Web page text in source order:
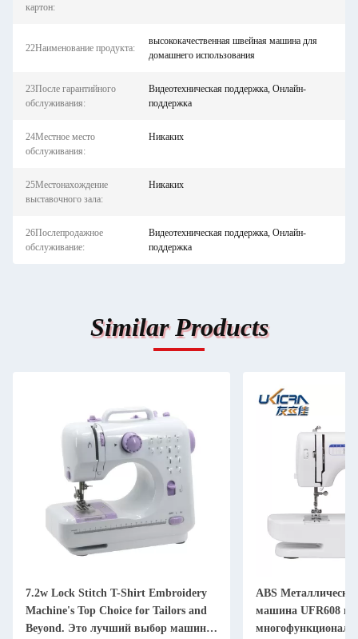
картон:
22Наименование продукта:
высококачественная швейная машина для
домашнего использования
23После гарантийного
обслуживания:
Видеотехническая поддержка, Онлайн-
поддержка
24Местное место
обслуживания:
Никаких
25Местонахождение
выставочного зала:
Никаких
26Послепродажное
обслуживание:
Видеотехническая поддержка, Онлайн-
поддержка
Similar Products
7.2w Lock Stitch T-Shirt Embroidery
Machine's Top Choice for Tailors and
Beyond. Это лучший выбор машины
ABS
машина UFR608